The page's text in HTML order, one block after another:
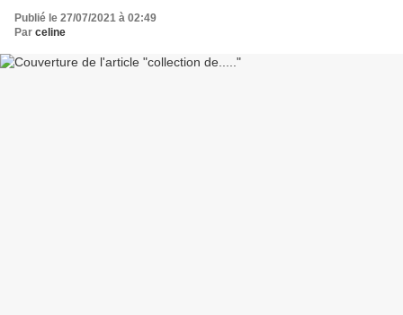
Publié le 27/07/2021 à 02:49
Par celine